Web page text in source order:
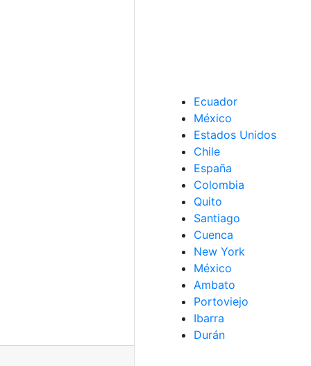
Ecuador
México
Estados Unidos
Chile
España
Colombia
Quito
Santiago
Cuenca
New York
México
Ambato
Portoviejo
Ibarra
Durán